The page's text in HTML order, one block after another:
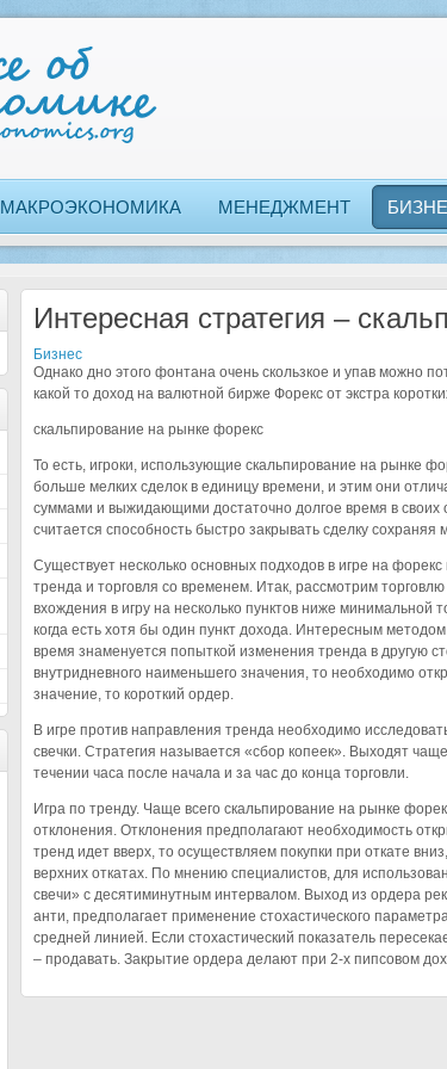
МАКРОЭКОНОМИКА МЕНЕДЖМЕНТ
Интересная стратегия –
Бизнес
Однако дно этого фонтана очень скользкое и упав можно
какой то доход на валютной бирже Форекс от экстра
скальпирование на рынке форекс
То есть, игроки, использующие скальпирование на рынке
больше мелких сделок в единицу времени, и этим они
суммами и выжидающими достаточно долгое время в своих
считается способность быстро закрывать сделку
Существует несколько основных подходов в игре на
тренда и торговля со временем. Итак, рассмотрим
вхождения в игру на несколько пунктов ниже
когда есть хотя бы один пункт дохода. Интересным
время знаменуется попыткой изменения тренда в другую
внутридневного наименьшего значения, то необходимо
значение, то короткий ордер.
В игре против направления тренда необходимо
свечки. Стратегия называется «сбор копеек». Выходят
течении часа после начала и за час до конца торговли.
Игра по тренду. Чаще всего скальпирование на рынке
отклонения. Отклонения предполагают необходимость
тренд идет вверх, то осуществляем покупки при откате
верхних откатах. По мнению специалистов, для
свечи» с десятиминутным интервалом. Выход из ордера
анти, предполагает применение стохастического
средней линией. Если стохастический показатель
– продавать. Закрытие ордера делают при 2-х пипсовом